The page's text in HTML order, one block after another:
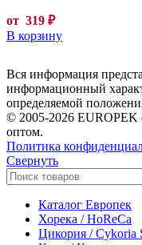
от 319 ₽
В корзину
Вся информация
информационный
определяемой
© 2005-2026
оптом.
Политика
Свернуть
Каталог Европек
Хорека / HoReCa
Цикория / Cykoria